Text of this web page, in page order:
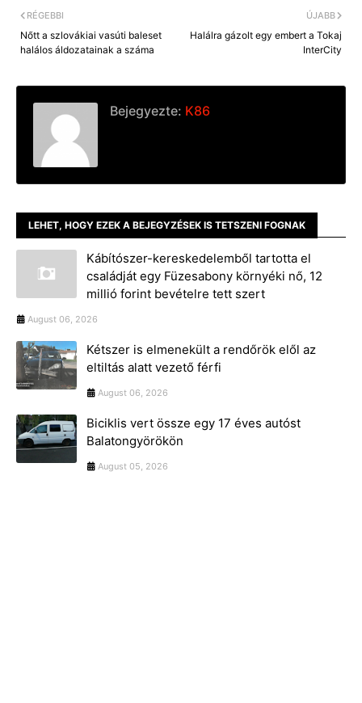
ÚJABB
Halálra gázolt egy embert a Tokaj
InterCity
RÉGEBBI
Nőtt a szlovákiai vasúti baleset
halálos áldozatainak a száma
Bejegyezte: K86
LEHET, HOGY EZEK A BEJEGYZÉSEK IS TETSZENI FOGNAK
Kábítószer-kereskedelemből tartotta el
családját egy Füzesabony környéki nő, 12
millió forint bevételre tett szert
August 06, 2026
Kétszer is elmenekült a rendőrök elől az
eltiltás alatt vezető férfi
August 06, 2026
Biciklis vert össze egy 17 éves autóst
Balatongyörökön
August 05, 2026